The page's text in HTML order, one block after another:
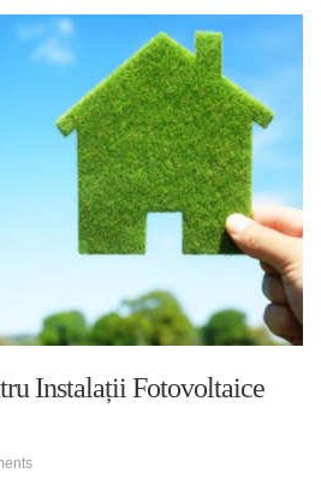
Instalații Fotovoltaice